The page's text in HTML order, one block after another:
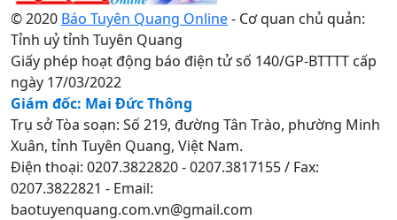
© 2020 Báo Tuyên Quang Online- Cơ quan chủ quản:
Tỉnh uỷ tỉnh Tuyên Quang
Giấy phép hoạt động báo điện tử số 140/GP-BTTTT cấp
ngày 17/03/2022
Giám đốc: Mai Đức Thông
Trụ sở Tòa soạn: Số 219, đường Tân Trào, phường Minh
Xuân, tỉnh Tuyên Quang, Việt Nam.
Điện thoại: 0207.3822820 - 0207.3817155 / Fax:
0207.3822821 - Email:
baotuyenquang.com.vn@gmail.com